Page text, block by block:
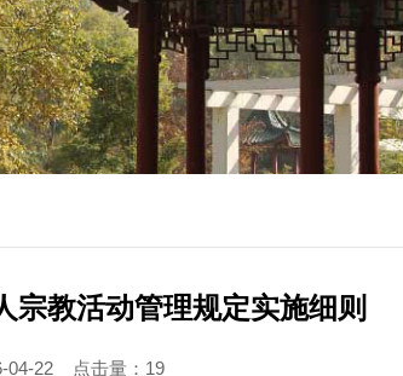
宗教活动管理规定实施细则
04-22 点击量： 19